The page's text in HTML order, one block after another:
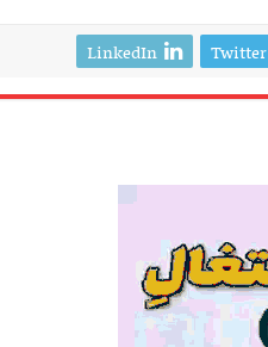
Twitter
LinkedIn